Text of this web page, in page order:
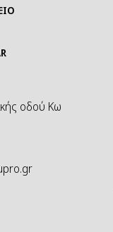
οδού Κω